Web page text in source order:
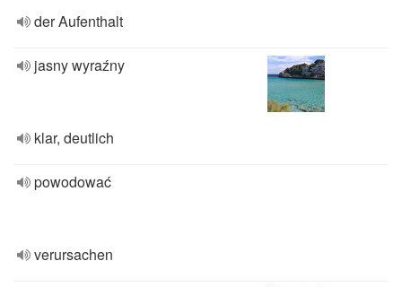
der Aufenthalt
jasny wyraźny
klar, deutlich
powodować
verursachen